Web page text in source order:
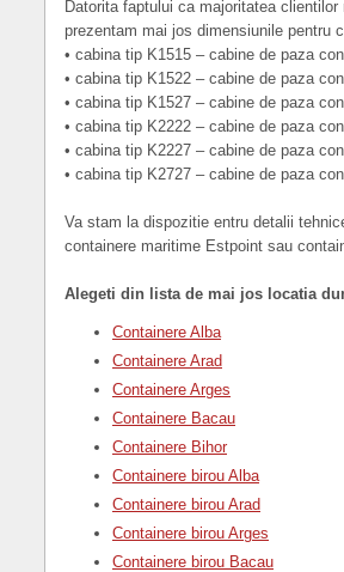
Datorita faptului ca majoritatea
prezentam mai jos dimensiunile pentru
• cabina tip K1515 – cabine de paza
• cabina tip K1522 – cabine de paza
• cabina tip K1527 – cabine de paza
• cabina tip K2222 – cabine de paza
• cabina tip K2227 – cabine de paza
• cabina tip K2727 – cabine de paza
Va stam la dispozitie entru detalii
containere maritime Estpoint sau
Alegeti din lista de mai jos locatia
Containere Alba
Containere Arad
Containere Arges
Containere Bacau
Containere Bihor
Containere birou Alba
Containere birou Arad
Containere birou Arges
Containere birou Bacau